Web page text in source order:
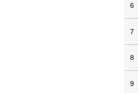
6
7
8
9